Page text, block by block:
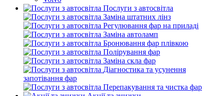
Послуги з автосвітла
Заміна штатних лінз
Регулювання фар на приладі
Заміна автоламп
Бронювання фар плівкою
Полірування фар
Заміна скла фар
Діагностика та усунення
запотівання фар
Перепакування та чистка фар